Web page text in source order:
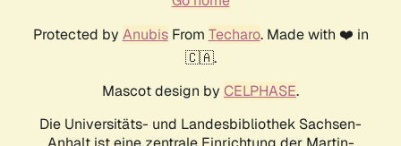
Protected by AnubisFrom Techaro. Made with ❤️ in
🇨🇦.
Mascot design by CELPHASE.
Die Universitäts- und Landesbibliothek Sachsen-